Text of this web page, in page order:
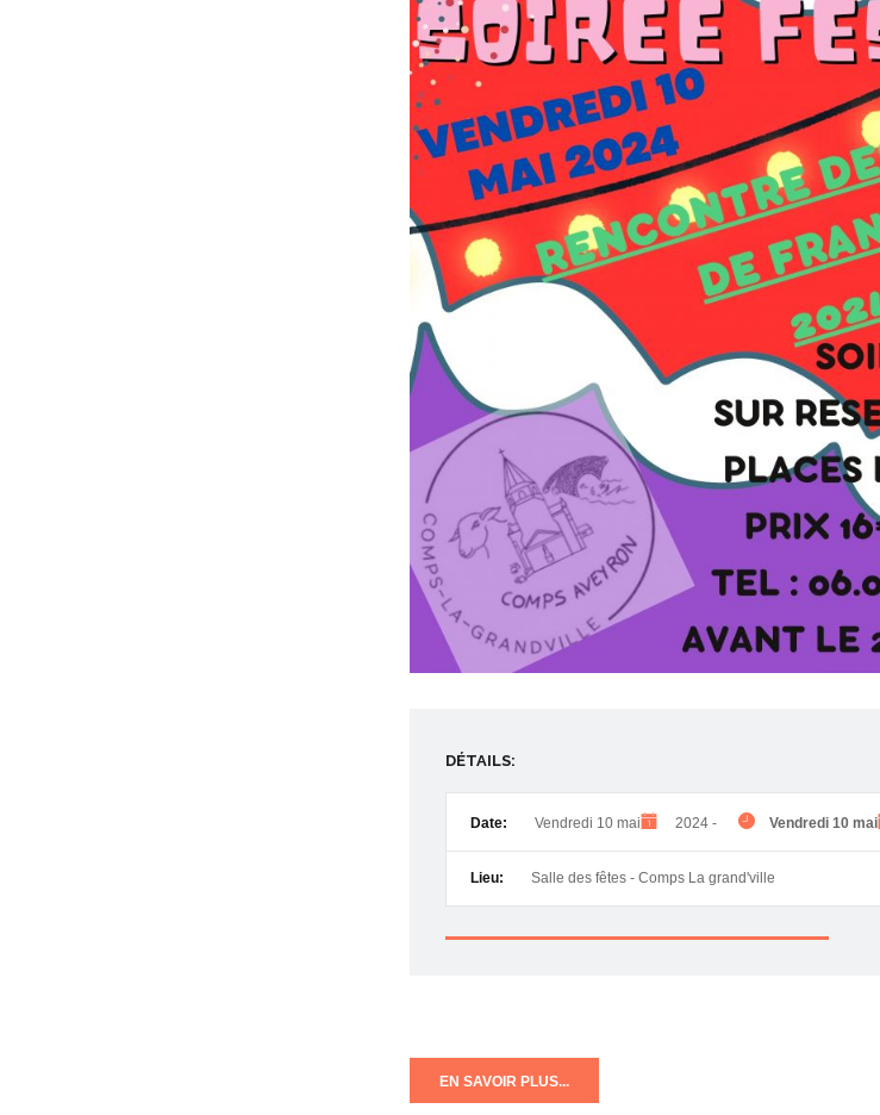
DÉTAILS:
Date: Vendredi 10 mai 2024 - Vendredi 10 mai
Lieu: Salle des fêtes - Comps La grand'ville
EN SAVOIR PLUS...